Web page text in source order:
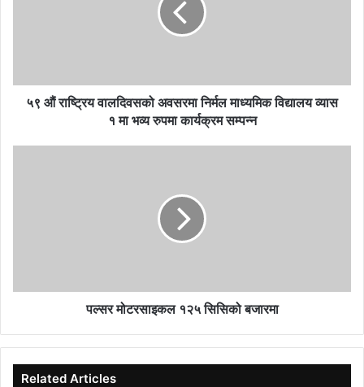
५९ औं राष्ट्रिय वालदिवसको अवसरमा निर्मल माध्यमिक विद्यालय व्यास
१ मा भव्य रुपमा कार्यक्रम सम्पन्न
पल्सर मोटरसाइकल १२५ सिसिको बजारमा
Related Articles